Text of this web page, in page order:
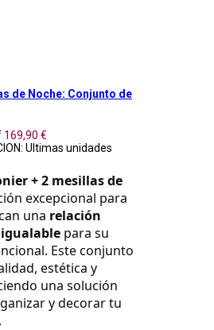
de Noche: Conjunto de
169,90 €
Ultimas unidades
+ 2 mesillas de
excepcional para
una relación
para su
Este conjunto
estética y
una solución
y decorar tu